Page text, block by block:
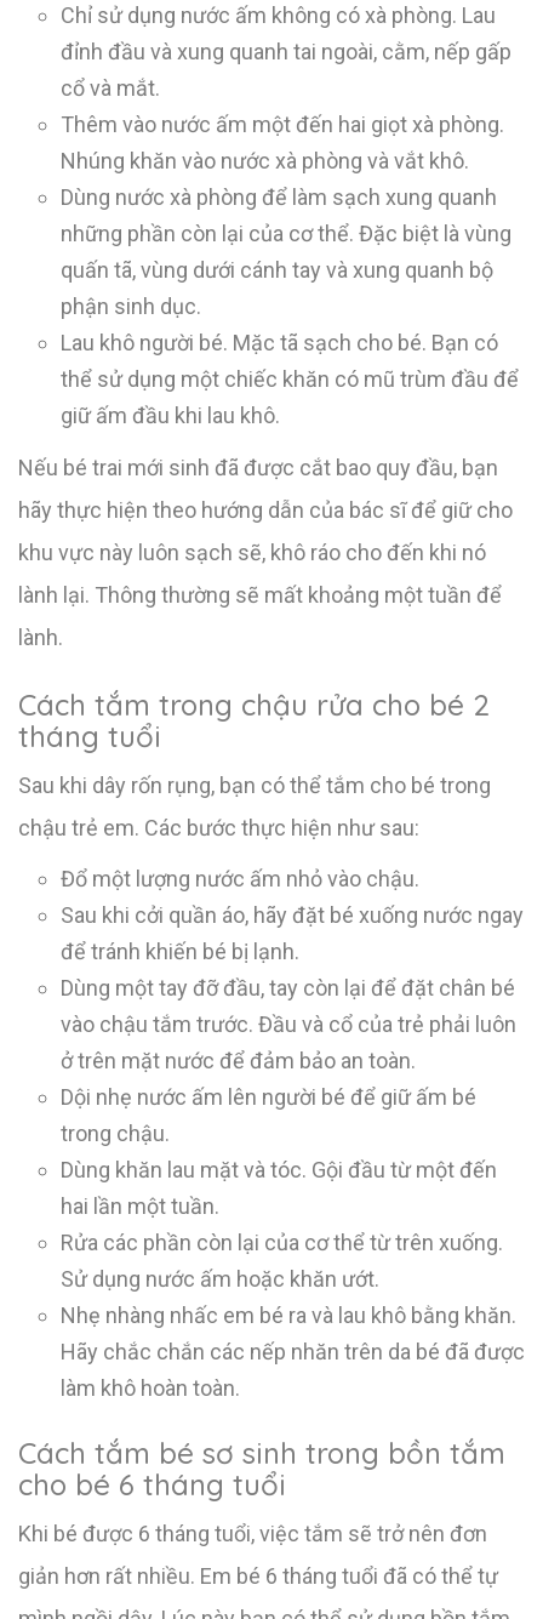
Chỉ sử dụng nước ấm không có xà phòng. Lau
đỉnh đầu và xung quanh tai ngoài, cằm, nếp gấp
cổ và mắt.
Thêm vào nước ấm một đến hai giọt xà phòng.
Nhúng khăn vào nước xà phòng và vắt khô.
Dùng nước xà phòng để làm sạch xung quanh
những phần còn lại của cơ thể. Đặc biệt là vùng
quấn tã, vùng dưới cánh tay và xung quanh bộ
phận sinh dục.
Lau khô người bé. Mặc tã sạch cho bé. Bạn có
thể sử dụng một chiếc khăn có mũ trùm đầu để
giữ ấm đầu khi lau khô.
Nếu bé trai mới sinh đã được cắt bao quy đầu, bạn
hãy thực hiện theo hướng dẫn của bác sĩ để giữ cho
khu vực này luôn sạch sẽ, khô ráo cho đến khi nó
lành lại. Thông thường sẽ mất khoảng một tuần để
lành.
Cách tắm trong chậu rửa cho bé 2
tháng tuổi
Sau khi dây rốn rụng, bạn có thể tắm cho bé trong
chậu trẻ em. Các bước thực hiện như sau:
Đổ một lượng nước ấm nhỏ vào chậu.
Sau khi cởi quần áo, hãy đặt bé xuống nước ngay
để tránh khiến bé bị lạnh.
Dùng một tay đỡ đầu, tay còn lại để đặt chân bé
vào chậu tắm trước. Đầu và cổ của trẻ phải luôn
ở trên mặt nước để đảm bảo an toàn.
Dội nhẹ nước ấm lên người bé để giữ ấm bé
trong chậu.
Dùng khăn lau mặt và tóc. Gội đầu từ một đến
hai lần một tuần.
Rửa các phần còn lại của cơ thể từ trên xuống.
Sử dụng nước ấm hoặc khăn ướt.
Nhẹ nhàng nhấc em bé ra và lau khô bằng khăn.
Hãy chắc chắn các nếp nhăn trên da bé đã được
làm khô hoàn toàn.
Cách tắm bé sơ sinh trong bồn tắm
cho bé 6 tháng tuổi
Khi bé được 6 tháng tuổi, việc tắm sẽ trở nên đơn
giản hơn rất nhiều. Em bé 6 tháng tuổi đã có thể tự